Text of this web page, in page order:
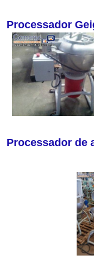
Processador
Processador de